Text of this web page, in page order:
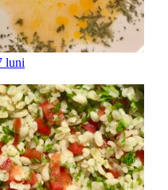
luni